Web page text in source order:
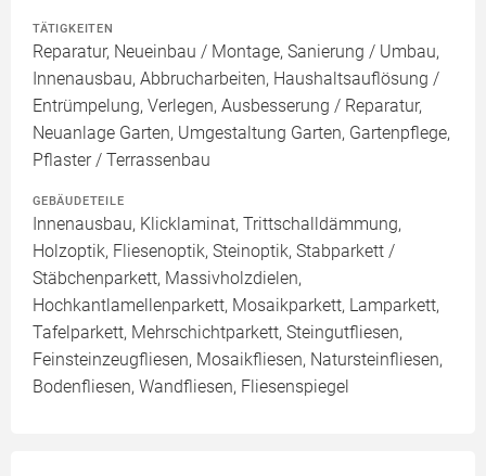
TÄTIGKEITEN
Reparatur, Neueinbau / Montage, Sanierung / Umbau,
Innenausbau, Abbrucharbeiten, Haushaltsauflösung /
Entrümpelung, Verlegen, Ausbesserung / Reparatur,
Neuanlage Garten, Umgestaltung Garten, Gartenpflege,
Pflaster / Terrassenbau
GEBÄUDETEILE
Innenausbau, Klicklaminat, Trittschalldämmung,
Holzoptik, Fliesenoptik, Steinoptik, Stabparkett /
Stäbchenparkett, Massivholzdielen,
Hochkantlamellenparkett, Mosaikparkett, Lamparkett,
Tafelparkett, Mehrschichtparkett, Steingutfliesen,
Feinsteinzeugfliesen, Mosaikfliesen, Natursteinfliesen,
Bodenfliesen, Wandfliesen, Fliesenspiegel